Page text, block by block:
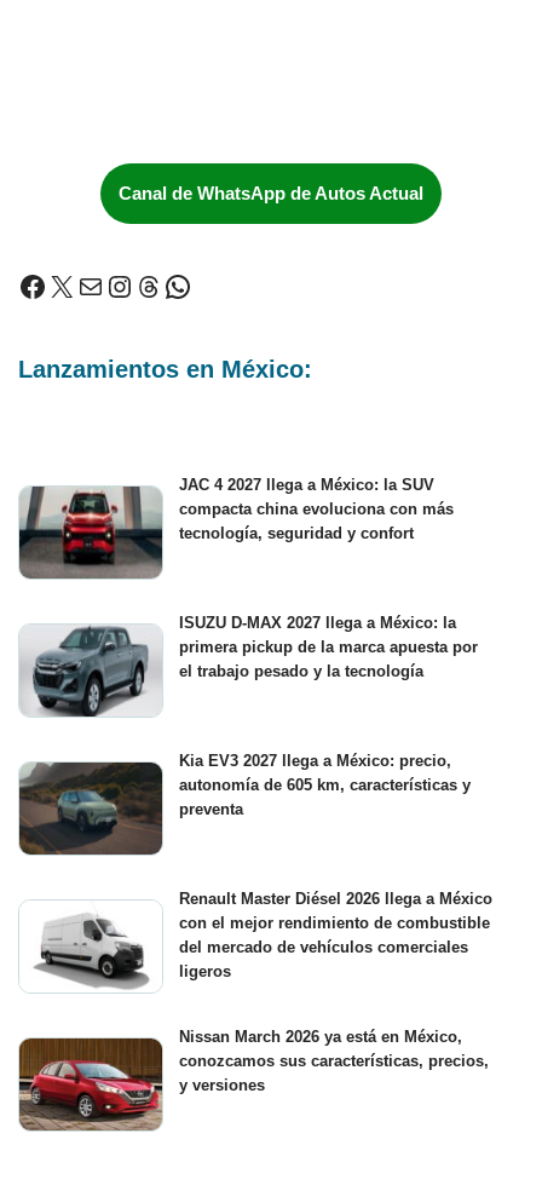
Canal de WhatsApp de Autos Actual
Lanzamientos en México:
JAC 4 2027 llega a México: la SUV
compacta china evoluciona con más
tecnología, seguridad y confort
ISUZU D-MAX 2027 llega a México: la
primera pickup de la marca apuesta por
el trabajo pesado y la tecnología
Kia EV3 2027 llega a México: precio,
autonomía de 605 km, características y
preventa
Renault Master Diésel 2026 llega a México
con el mejor rendimiento de combustible
del mercado de vehículos comerciales
ligeros
Nissan March 2026 ya está en México,
conozcamos sus características, precios,
y versiones